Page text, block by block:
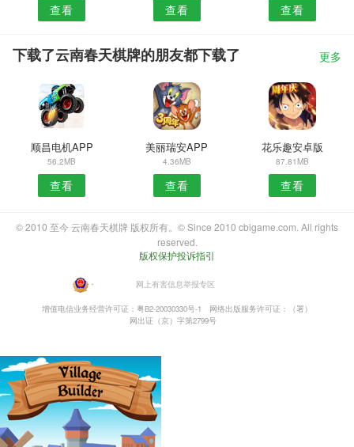
查看 查看 查看
下载了云南春天棋牌的朋友都下载了 更多
顺昌电机APP
56.2MB
查看
美丽瑞安APP
4.36MB
查看
花乐趣安卓版
87.81MB
查看
© 2010 至今 云南春天棋牌 版权所有。© Since 2010 cbigame.com. All rights
reserved.
版权保护投诉指引
・ 网上有害信息举报专区
增值电信业务经营许可证：粤B2-20030330号-1
网络出版服务许可证：（署）
网出证（京）字第2799号